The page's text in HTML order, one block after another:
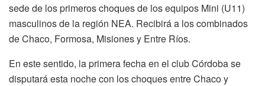
sede de los primeros choques de los equipos Mini (U11)
masculinos de la región NEA. Recibirá a los combinados
de Chaco, Formosa, Misiones y Entre Ríos.
En este sentido, la primera fecha en el club Córdoba se
disputará esta noche con los choques entre Chaco y